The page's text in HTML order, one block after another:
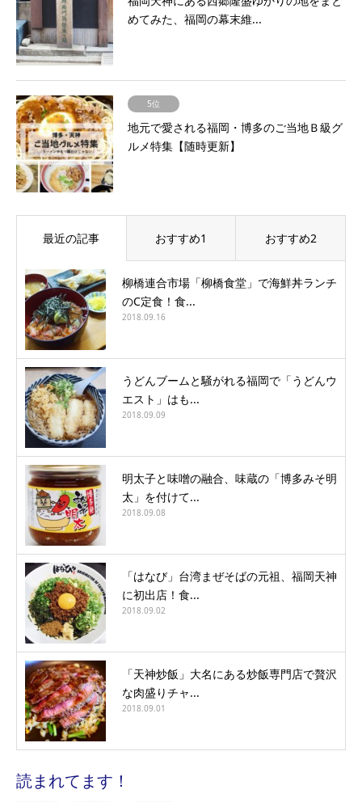
めてみた、福岡の幕末維...
5位
地元で愛される福岡・博多のご当地Ｂ級グ
ルメ特集【随時更新】
最近の記事 おすすめ1 おすすめ2
柳橋連合市場「柳橋食堂」で海鮮丼ランチ
のC定食！食...
2018.09.16
うどんブームと騒がれる福岡で「うどんウ
エスト」はも...
2018.09.09
明太子と味噌の融合、味蔵の「博多みそ明
太」を付けて...
2018.09.08
「はなび」台湾まぜそばの元祖、福岡天神
に初出店！食...
2018.09.02
「天神炒飯」大名にある炒飯専門店で贅沢
な肉盛りチャ...
2018.09.01
読まれてます！